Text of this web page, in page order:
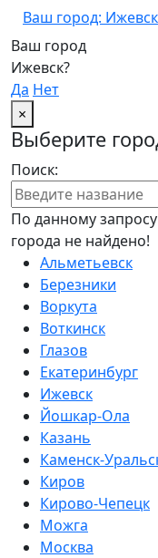
Ваш город: Ижевск
Ваш город
Ижевск?
Да Нет
×
Выберите
Поиск:
По данному
города не найдено!
Альметьевск
Березники
Воркута
Воткинск
Глазов
Екатеринбург
Ижевск
Йошкар-Ола
Казань
Каменск-
Киров
Кирово-Чепецк
Можга
Москва